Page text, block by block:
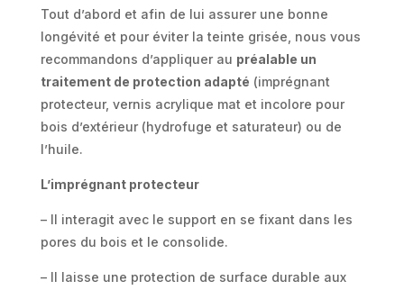
Tout d’abord et afin de lui assurer une bonne
longévité et pour éviter la teinte grisée, nous vous
recommandons d’appliquer au préalable un
traitement de protection adapté (imprégnant
protecteur, vernis acrylique mat et incolore pour
bois d’extérieur (hydrofuge et saturateur) ou de
l’huile.
L’imprégnant protecteur
– Il interagit avec le support en se fixant dans les
pores du bois et le consolide.
– Il laisse une protection de surface durable aux